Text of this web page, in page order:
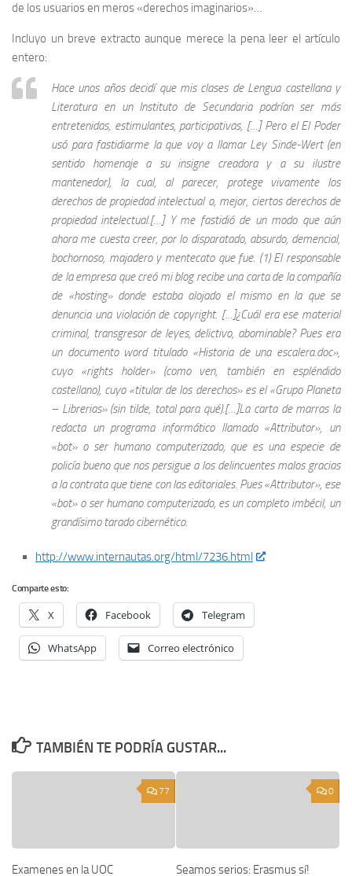
de los usuarios en meros «derechos imaginarios»…
Incluyo un breve extracto aunque merece la pena leer el artículo
entero:
Hace unos años decidí que mis clases de Lengua castellana y
Literatura en un Instituto de Secundaria podrían ser más
entretenidas, estimulantes, participativas, […] Pero el El Poder
usó para fastidiarme la que voy a llamar Ley Sinde-Wert (en
sentido homenaje a su insigne creadora y a su ilustre
mantenedor), la cual, al parecer, protege vivamente los
derechos de propiedad intelectual o, mejor, ciertos derechos de
propiedad intelectual.[…] Y me fastidió de un modo que aún
ahora me cuesta creer, por lo disparatado, absurdo, demencial,
bochornoso, majadero y mentecato que fue. (1) El responsable
de la empresa que creó mi blog recibe una carta de la compañía
de «hosting» donde estaba alojado el mismo en la que se
denuncia una violación de copyright. […]¿Cuál era ese material
criminal, transgresor de leyes, delictivo, abominable? Pues era
un documento word titulado «Historia de una escalera.doc»,
cuyo «rights holder» (como ven, también en espléndido
castellano), cuyo «titular de los derechos» es el «Grupo Planeta
– Librerias» (sin tilde, total para qué).[…]La carta de marras la
redacta un programa informático llamado «Attributor», un
«bot» o ser humano computerizado, que es una especie de
policía bueno que nos persigue a los delincuentes malos gracias
a la contrata que tiene con las editoriales. Pues «Attributor», ese
«bot» o ser humano computerizado, es un completo imbécil, un
grandísimo tarado cibernético.
http://www.internautas.org/html/7236.html
Comparte esto:
X Facebook Telegram
WhatsApp Correo electrónico
TAMBIÉN TE PODRÍA GUSTAR...
77
Examenes en la UOC
0
Seamos serios: Erasmus sí!